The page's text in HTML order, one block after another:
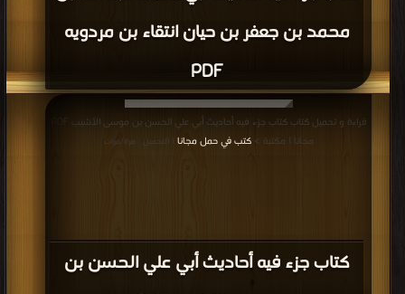
محمد بن جعفر بن حيان انتقاء بن مردويه
PDF
كتاب جزء فيه أحاديث أبي علي الحسن بن
مجانا | مكتبة >كتب في حمل مجانا | التحميل : مرة/مرات